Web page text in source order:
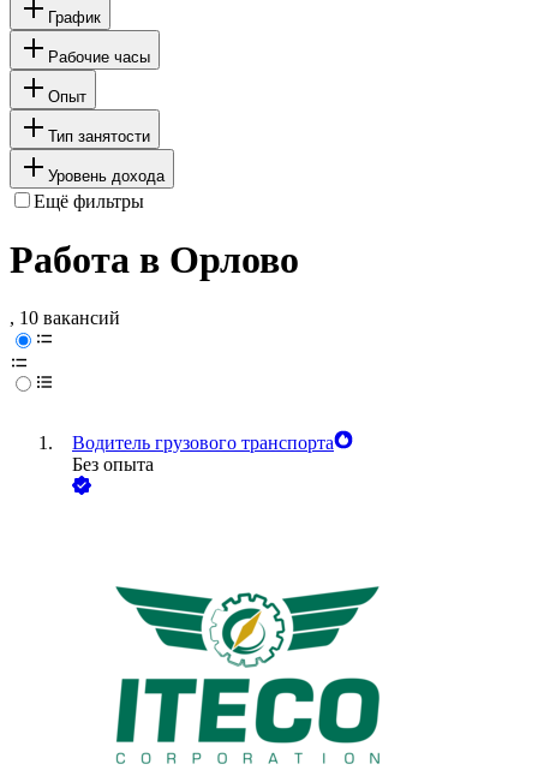
График
Рабочие часы
Опыт
Тип занятости
Уровень дохода
Ещё фильтры
Работа в Орлово
, 10 вакансий
Водитель грузового транспорта
Без опыта